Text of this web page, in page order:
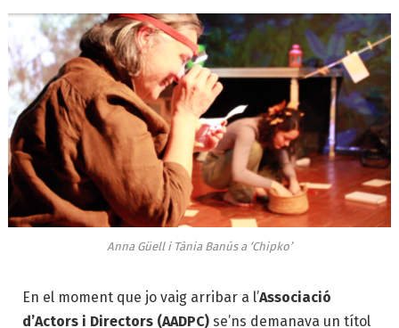
Anna Güell i Tània Banús a ‘Chipko’
En el moment que jo vaig arribar a l’Associació
d’Actors i Directors (AADPC) se’ns demanava un títol